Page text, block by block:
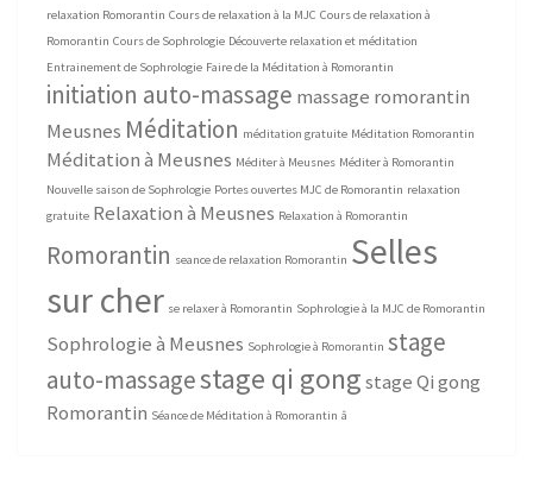
relaxation Romorantin Cours de relaxation à la MJC Cours de relaxation à
Romorantin Cours de Sophrologie Découverte relaxation et méditation
Entrainement de Sophrologie Faire de la Méditation à Romorantin
initiation auto-massage massage romorantin
Meusnes Méditation méditation gratuite Méditation Romorantin
Méditation à Meusnes Méditer à Meusnes Méditer à Romorantin
Nouvelle saison de Sophrologie Portes ouvertes MJC de Romorantin relaxation
gratuite Relaxation à Meusnes Relaxation à Romorantin
Romorantin seance de relaxation Romorantin Selles
sur cher se relaxer à Romorantin Sophrologie à la MJC de Romorantin
Sophrologie à Meusnes Sophrologie à Romorantin stage
auto-massagestage qi gongstage Qi gong
Romorantin Séance de Méditation à Romorantin â